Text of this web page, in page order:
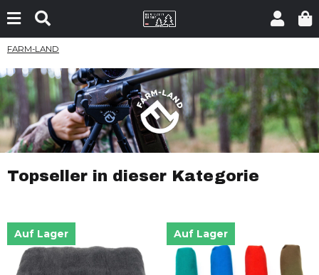
FARM-LAND
Topseller in dieser Kategorie
Auf Lager Auf Lager